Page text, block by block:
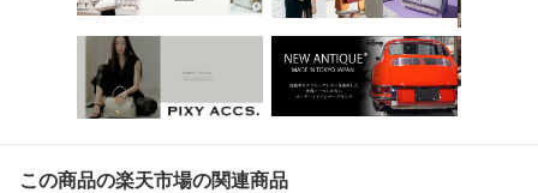
この商品の楽天市場の関連商品